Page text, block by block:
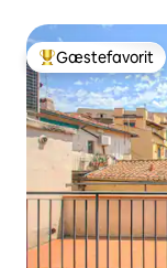
Bedste
Gæstefavorit